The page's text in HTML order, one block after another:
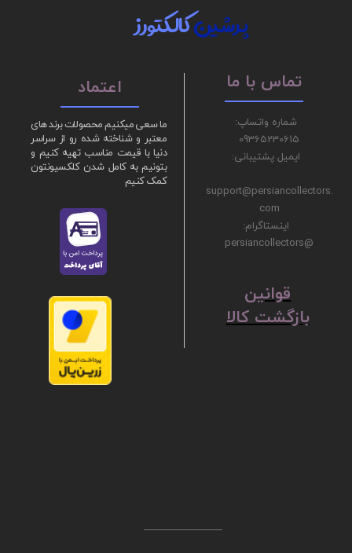
ما سعی میکنیم محصولات برند های
معتبر و شناخته شده رو از سراسر
دنیا با قیمت مناسب تهیه کنیم و
بتونیم به کامل شدن کلکسیونتون
کمک کنیم
پرشینکالکتورز
شماره واتساپ:
09365230615
ایمیل پشتیبانی:
support@persiancollectors.
com
اینستاگرام:
@persiancollectors
تماس با ما اعتماد
ق​​​​​​​وانین
بازگشت کالا